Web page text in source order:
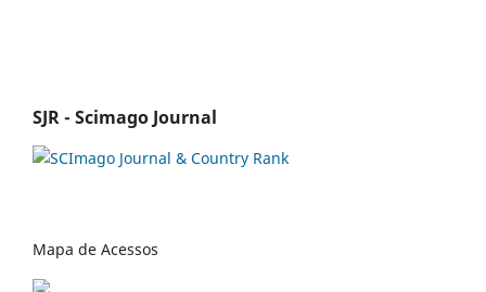
SJR - Scimago Journal
Mapa de Acessos